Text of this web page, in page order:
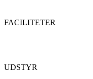
FACILITETER
UDSTYR